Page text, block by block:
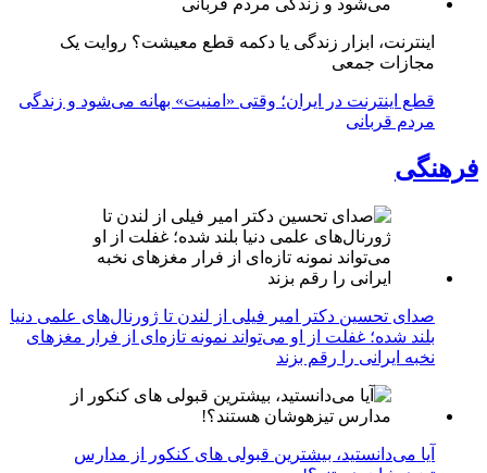
اینترنت، ابزار زندگی یا دکمه قطع معیشت؟ روایت یک
مجازات جمعی
قطع اینترنت در ایران؛ وقتی «امنیت» بهانه می‌شود و زندگی
مردم قربانی
فرهنگی
صدای تحسین دکتر امیر فیلی از لندن تا ژورنال‌های علمی دنیا
بلند شده؛ غفلت از او می‌تواند نمونه تازه‌ای از فرار مغزهای
نخبه ایرانی را رقم بزند
آیا می‌دانستید، بیشترین قبولی های کنکور از مدارس